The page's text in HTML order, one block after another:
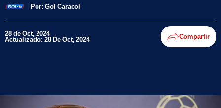
Por: Gol Caracol
28 de Oct, 2024
Actualizado: 28 De Oct, 2024 Compartir